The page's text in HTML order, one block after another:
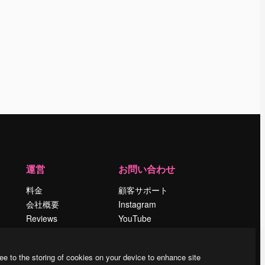
運営
料金
会社概要
Reviews
ブログ
お問い合わせ
顧客サポート
Instagram
YouTube
Discord
to the storing of cookies on your device to enhance site